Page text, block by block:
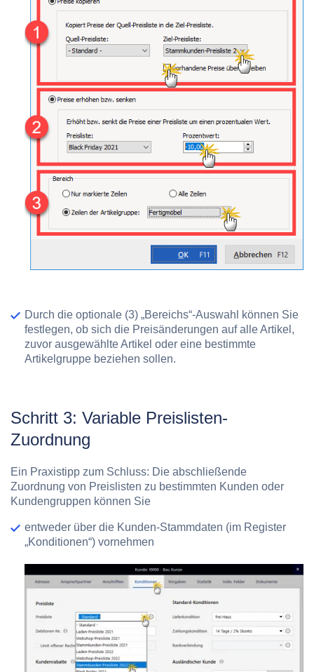
Durch die optionale (3) „Bereichs“-Auswahl können Sie
festlegen, ob sich die Preisänderungen auf alle Artikel,
zuvor ausgewählte Artikel oder eine bestimmte
Artikelgruppe beziehen sollen.
Schritt 3: Variable Preislisten-
Zuordnung
Ein Praxistipp zum Schluss: Die abschließende
Zuordnung von Preislisten zu bestimmten Kunden oder
Kundengruppen können Sie
entweder über die Kunden-Stammdaten (im Register
„Konditionen“) vornehmen